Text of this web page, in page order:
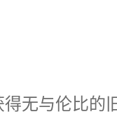
无与伦比的